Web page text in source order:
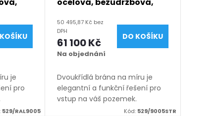
je
pro
529/RAL9005
ocelová, bezúdržbová,
(šířka 1200 - 6000 mm,
výška 1050 - 2050 mm),
černá struktura RAL 9005
50 495,87 Kč bez
DPH
61 100 Kč
Na objednání
DO KOŠÍKU
Dvoukřídlá brána na míru je
elegantní a funkční řešení pro
vstup na váš pozemek.
Vyrábíme ji z kvalitních
Kód: 529/9005STR